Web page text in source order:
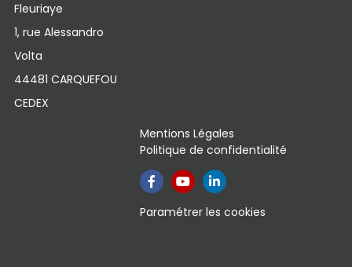
Fleuriaye
1, rue Alessandro
Volta
44481 CARQUEFOU
CEDEX
Mentions Légales
Politique de confidentialité
Paramétrer les cookies